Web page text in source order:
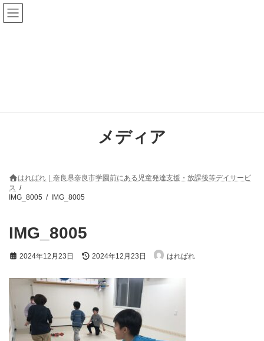
コ
ン
テ
ナ
ビ
ゲ
メディア
はればれ｜奈良県奈良市学園前にある児童発達支援・放課後等デイサービ
ス
IMG_8005
IMG_8005
IMG_8005
2024年12月23日
最
新
日
:
2024年12月23日 はればれ